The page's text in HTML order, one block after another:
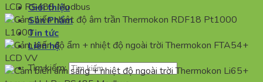
Giới thiệu
Sản Phẩm
Tin tức
Liên hệ
Tìm kiếm: